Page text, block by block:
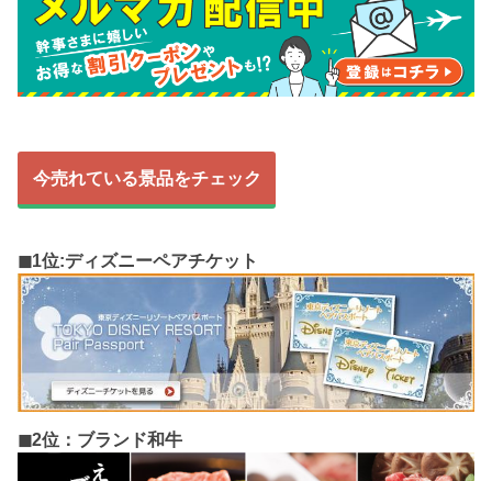
今売れている景品をチェック
◼︎1位:ディズニーペアチケット
◼︎2位：ブランド和牛